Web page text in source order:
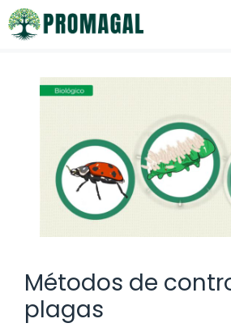
Saltar
al
Métodos de
plagas